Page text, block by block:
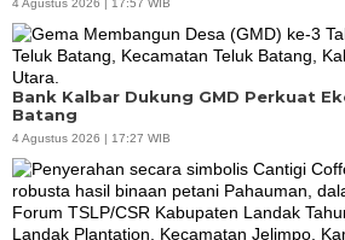
4 Agustus 2026 | 17:57 WIB
Bank Kalbar Dukung GMD Perkuat
Batang
4 Agustus 2026 | 17:27 WIB